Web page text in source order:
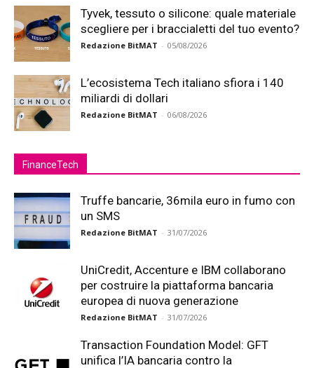
Tyvek, tessuto o silicone: quale materiale
scegliere per i braccialetti del tuo evento?
Redazione BitMAT - 05/08/2026
L’ecosistema Tech italiano sfiora i 140
miliardi di dollari
Redazione BitMAT - 06/08/2026
FinanceTech
Truffe bancarie, 36mila euro in fumo con
un SMS
Redazione BitMAT - 31/07/2026
UniCredit, Accenture e IBM collaborano
per costruire la piattaforma bancaria
europea di nuova generazione
Redazione BitMAT - 31/07/2026
Transaction Foundation Model: GFT
unifica l’IA bancaria contro la